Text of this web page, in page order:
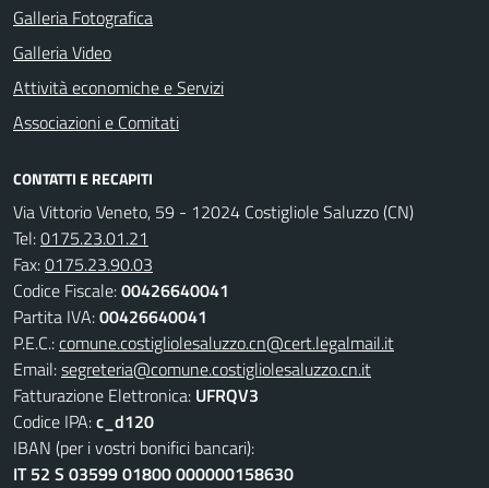
Galleria Fotografica
Galleria Video
Attività economiche e Servizi
Associazioni e Comitati
CONTATTI E RECAPITI
Via Vittorio Veneto, 59 - 12024 Costigliole Saluzzo (CN)
Tel:0175.23.01.21
Fax:0175.23.90.03
Codice Fiscale:00426640041
Partita IVA:00426640041
P.E.C.:comune.costigliolesaluzzo.cn@cert.legalmail.it
Email:segreteria@comune.costigliolesaluzzo.cn.it
Fatturazione Elettronica: UFRQV3
Codice IPA:c_d120
IBAN (per i vostri bonifici bancari):
IT 52 S 03599 01800 000000158630